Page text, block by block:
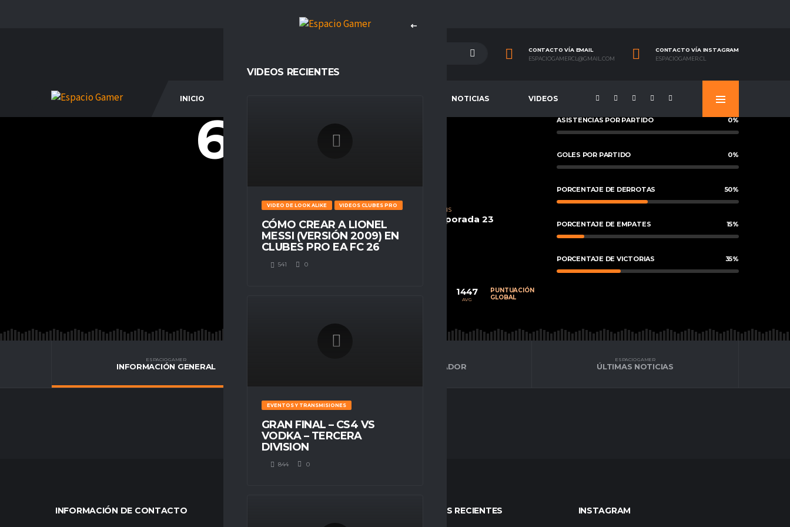
CONTACTO VÍA EMAIL
ESPACIOGAMERCL@GMAIL.COM
CONTACTO VÍA INSTAGRAM
ESPACIOGAMER.CL
INICIO NOTICIAS VIDEOS
VIDEOS RECIENTES
VIDEO DE LOOK ALIKE VIDEOS CLUBES PRO
CÓMO CREAR A LIONEL
MESSI (VERSIÓN 2009) EN
CLUBES PRO EA FC 26
541 0
EVENTOS Y TRANSMISIONES
GRAN FINAL – CS4 VS
VODKA – TERCERA
DIVISION
844 0
69 JORGITO0709
COMPETITIONS
Ascension, Espacio Gamer
SEASONS
Temporada 23
NATIONALITY
Chile
POSITION
Delantero
1447
AVG
PUNTUACIÓN
GLOBAL
ASISTENCIAS POR PARTIDO 0%
GOLES POR PARTIDO 0%
PORCENTAJE DE DERROTAS 50%
PORCENTAJE DE EMPATES 15%
PORCENTAJE DE VICTORIAS 35%
ESPACIO GAMER
INFORMACIÓN GENERAL ESTADÍSTICAS DEL JUGADOR
ESPACIO GAMER
ÚLTIMAS NOTICIAS
INFORMACIÓN DE CONTACTO ENTRADAS RECIENTES INSTAGRAM